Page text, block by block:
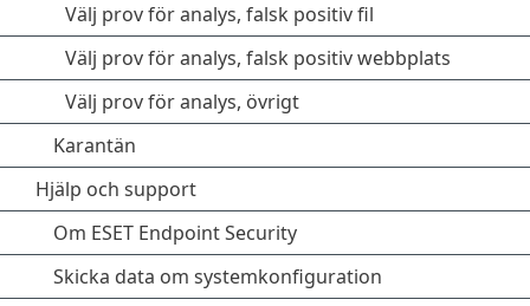
Välj prov för analys, falsk positiv fil
Välj prov för analys, falsk positiv webbplats
Välj prov för analys, övrigt
Karantän
Hjälp och support
Om ESET Endpoint Security
Skicka data om systemkonfiguration